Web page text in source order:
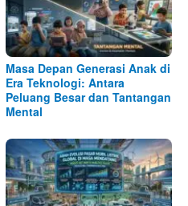
Masa Depan Generasi Anak di
Era Teknologi: Antara
Peluang Besar dan Tantangan
Mental